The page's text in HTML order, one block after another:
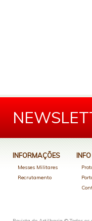
INFORMAÇÕES
Messes Militares
Recrutamento